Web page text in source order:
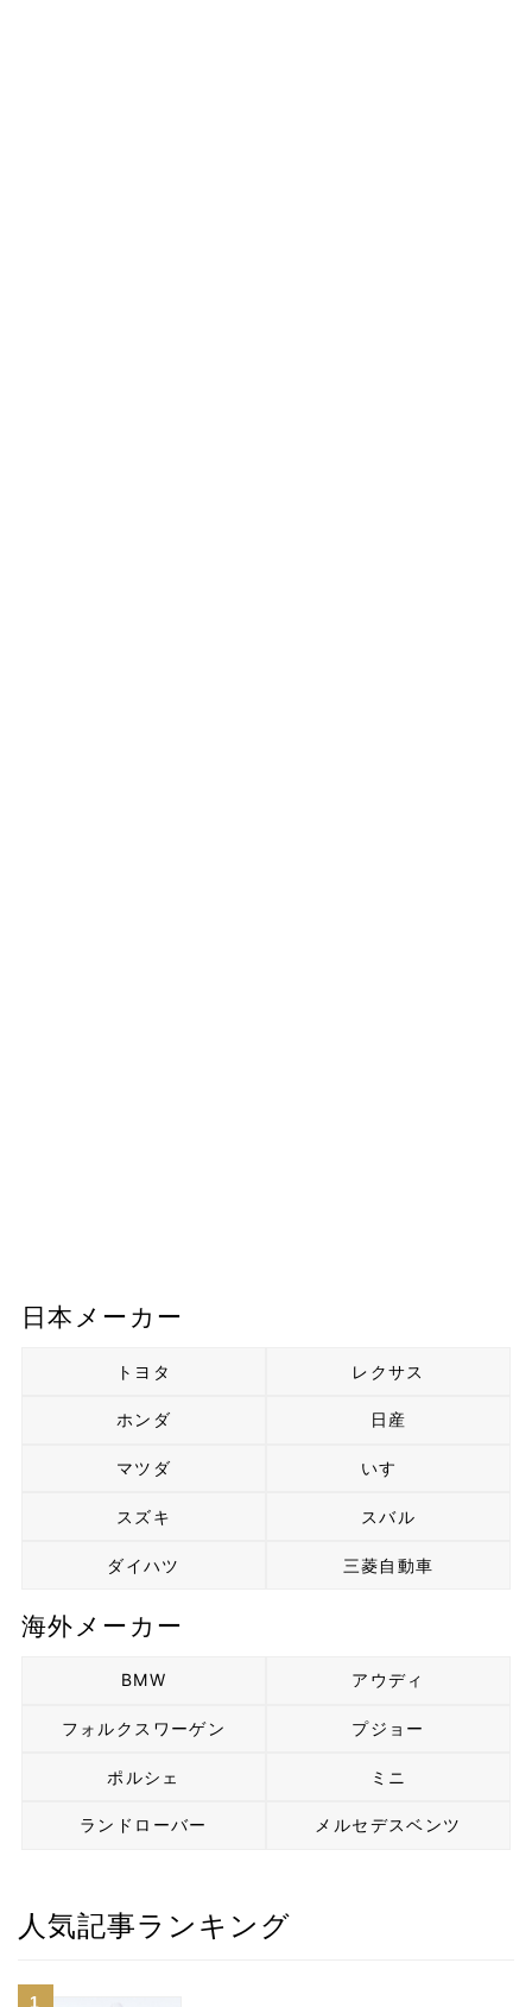
日本メーカー
トヨタ レクサス
ホンダ 日産
マツダ いすゞ
スズキ スバル
ダイハツ 三菱自動車
海外メーカー
BMW アウディ
フォルクスワーゲン プジョー
ポルシェ ミニ
ランドローバー メルセデスベンツ
人気記事ランキング